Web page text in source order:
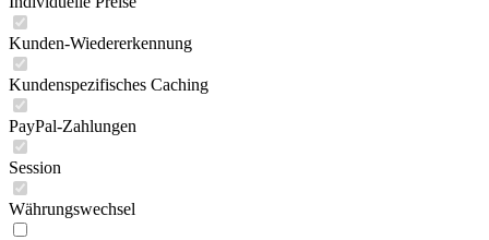
Kunden-Wiedererkennung
Kundenspezifisches Caching
PayPal-Zahlungen
Session
Währungswechsel